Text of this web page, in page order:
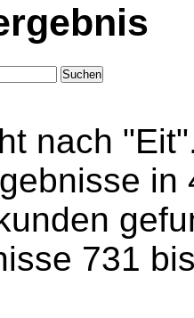
Suchen
nach
in
731